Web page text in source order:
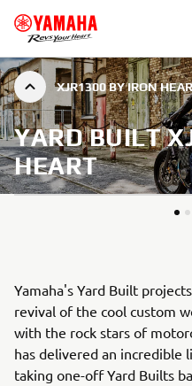
XJR1300 BY IRON
YARD BUILT
HEART
Yamaha's Yard Built
revival of the cool custom
with the rock stars of
has delivered an incredible
taking one-off Yard Builts